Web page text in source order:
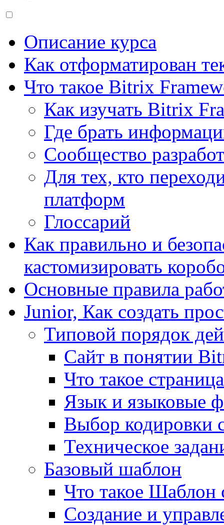
Описание курса
Как отформатирован
Что такое Bitrix
Как изучать Bitrix
Где брать
Сообщество
Для тех, кто
платформ
Глоссарий
Как правильно и
кастомизировать
Основные правила
Junior, Как создать
Типовой порядок
Сайт в понятии
Что такое страница
Язык и языковые
Выбор кодировки
Техническое
Базовый шаблон
Что такое Шаблон
Создание и